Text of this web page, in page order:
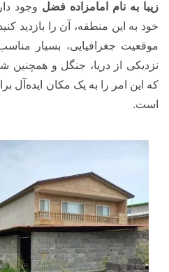
زیبا به نام امامزاده فضل وجود
خود به این منطقه، آن را بازدید
موقعیت جغرافیایی، بسیار
نزدیکی از دریا، جنگل و
که این امر را به یک مکان ایده‌آل
است.